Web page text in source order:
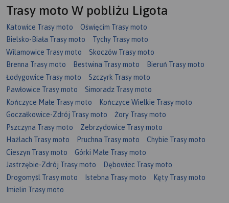
Trasy moto W pobliżu Ligota
Katowice Trasy moto
Oświęcim Trasy moto
Bielsko-Biała Trasy moto
Tychy Trasy moto
Wilamowice Trasy moto
Skoczów Trasy moto
Brenna Trasy moto
Bestwina Trasy moto
Bieruń Trasy moto
Łodygowice Trasy moto
Szczyrk Trasy moto
Pawłowice Trasy moto
Simoradz Trasy moto
Kończyce Małe Trasy moto
Kończyce Wielkie Trasy moto
Goczałkowice-Zdrój Trasy moto
Żory Trasy moto
Pszczyna Trasy moto
Zebrzydowice Trasy moto
Hażlach Trasy moto
Pruchna Trasy moto
Chybie Trasy moto
Cieszyn Trasy moto
Górki Małe Trasy moto
Jastrzębie-Zdrój Trasy moto
Dębowiec Trasy moto
Drogomyśl Trasy moto
Istebna Trasy moto
Kęty Trasy moto
Imielin Trasy moto